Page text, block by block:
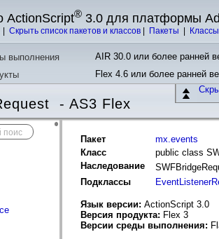
ActionScript® 3.0 для платформы
Скрыть список пакетов и классов Пакеты
выполнения
AIR 30.0 или более ранней
Flex 4.6 или более ранней
- AS3 Flex
Пакет
mx.events
Класс
public class
Наследование
Подклассы
Язык версии: ActionScript 3.0
Версия продукта: Flex 3
Версии среды выполнения: